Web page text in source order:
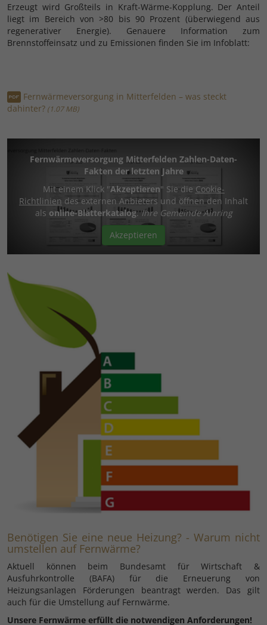
Erzeugt wird Großteils in Kraft-Wärme-Kopplung. Der Anteil
liegt im Bereich von >80 bis 90 Prozent (überwiegend aus
regenerativer Energie). Genauere Information zum
Brennstoffeinsatz und zu Emissionen finden Sie im Infoblatt:
Fernwärmeversorgung in Mitterfelden – was steckt
dahinter? 1.07 MB
Fernwärmeversorgung Mitterfelden Zahlen-Daten-
Fakten der letzten Jahre
Mit einem Klick "Akzeptieren" Sie die Cookie-
Richtlinien des externen Anbieters und öffnen den Inhalt
als online-Blätterkatalog.Ihre Gemeinde Ainring
Akzeptieren
Benötigen Sie eine neue Heizung? - Warum nicht
umstellen auf Fernwärme?
Aktuell können beim Bundesamt für Wirtschaft &
Ausfuhrkontrolle (BAFA) für die Erneuerung von
Heizungsanlagen Förderungen beantragt werden. Das gilt
auch für die Umstellung auf Fernwärme.
Unsere Fernwärme erfüllt die notwendigen Anforderungen!